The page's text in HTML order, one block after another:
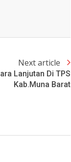
Next article
Lanjutan Di TPS
Kab.Muna Barat